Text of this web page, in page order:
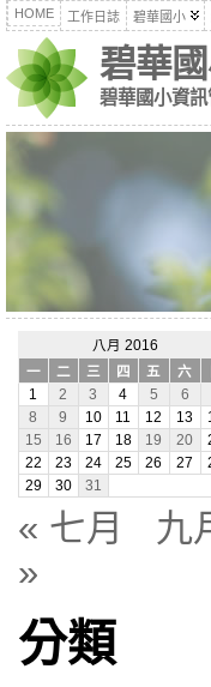
HOME 工作日誌 碧華國小
碧華
碧華國小資
八月 2016
一
二 三 四 五 六
1
2 3 4 5 6
8
9 10 11 12 13
15
16 17 18 19 20
22
23 24 25 26 27
29
30 31
« 七月
九
»
分類